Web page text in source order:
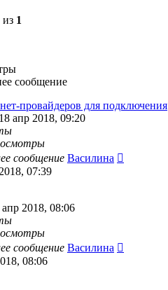
из 1
сообщение
провайдеров для подключения
апр 2018, 09:20
сообщение Василина
07:39
апр 2018, 08:06
сообщение Василина
08:06